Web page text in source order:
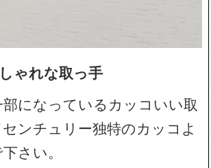
ゃれな取っ手
になっているカッコいい取
ンチュリー独特のカッコよ
さい。